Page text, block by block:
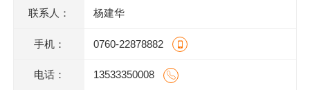
联系人： 杨建华
手机： 0760-22878882
电话： 13533350008